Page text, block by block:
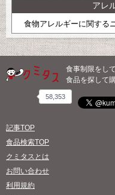
アレ
食物アレルギーに関する
食事制限をし
食品を探して
58,353
記事TOP
食品検索TOP
クミタスとは
お問い合わせ
利用規約